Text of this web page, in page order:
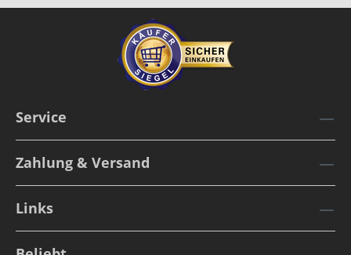
Service
Zahlung & Versand
Links